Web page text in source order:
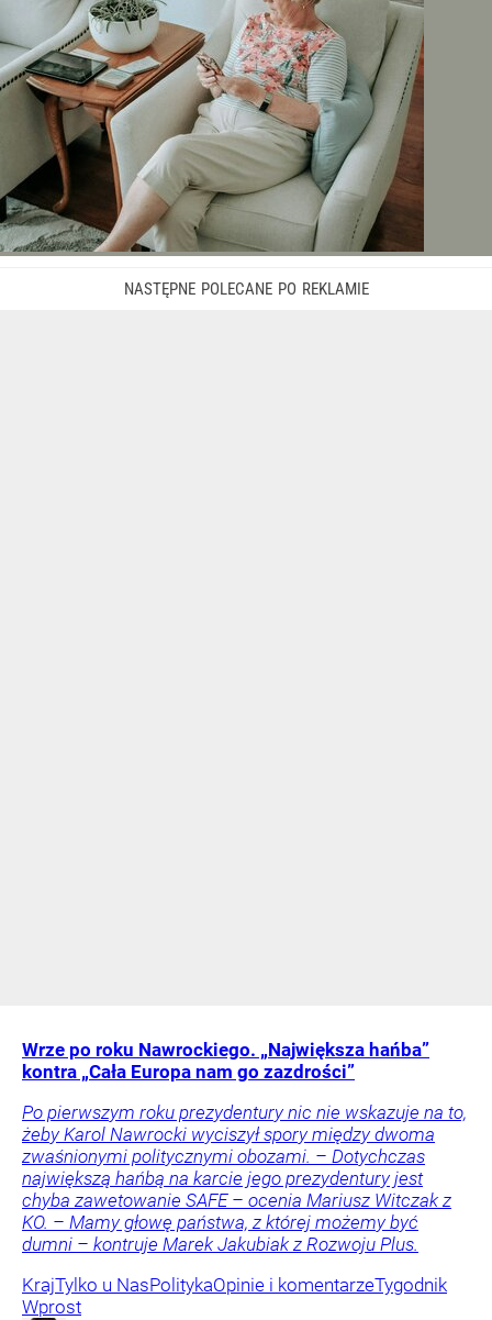
Wrze po roku Nawrockiego. „Największa hańba”
kontra „Cała Europa nam go zazdrości”
Po pierwszym roku prezydentury nic nie wskazuje na to,
żeby Karol Nawrocki wyciszył spory między dwoma
zwaśnionymi politycznymi obozami. – Dotychczas
największą hańbą na karcie jego prezydentury jest
chyba zawetowanie SAFE – ocenia Mariusz Witczak z
KO. – Mamy głowę państwa, z której możemy być
dumni – kontruje Marek Jakubiak z Rozwoju Plus.
KrajTylko u NasPolitykaOpinie i komentarzeTygodnik
Wprost